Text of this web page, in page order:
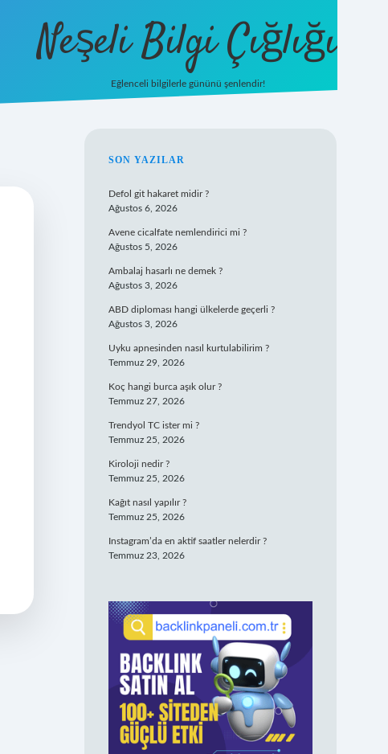
Neşeli Bilgi Çığlığı
Eğlenceli bilgilerle gününü şenlendir!
SIDEBAR
SON YAZILAR
Defol git hakaret midir ?
Ağustos 6, 2026
Avene cicalfate nemlendirici mi ?
Ağustos 5, 2026
Ambalaj hasarlı ne demek ?
Ağustos 3, 2026
ABD diploması hangi ülkelerde geçerli ?
Ağustos 3, 2026
Uyku apnesinden nasıl kurtulabilirim ?
Temmuz 29, 2026
Koç hangi burca aşık olur ?
Temmuz 27, 2026
Trendyol TC ister mi ?
Temmuz 25, 2026
Kiroloji nedir ?
Temmuz 25, 2026
Kağıt nasıl yapılır ?
Temmuz 25, 2026
Instagram’da en aktif saatler nelerdir ?
Temmuz 23, 2026